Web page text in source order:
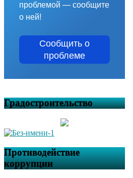
проблемой — сообщите
о ней!
Сообщить о
проблеме
Градостроительство
Противодействие
коррупции